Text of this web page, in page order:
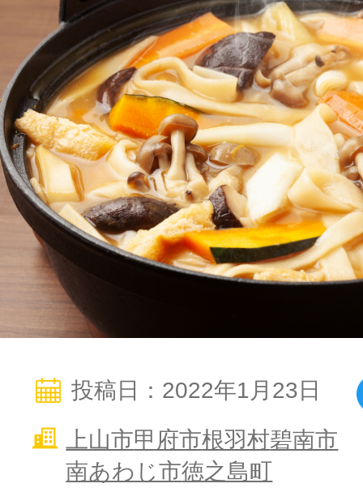
よく見られている返礼品
ふるさと納税徹底比較
給与所得者版
副業・パラレルワーカー
投稿日：2022年1月23日
上山市甲府市根羽村碧南市
南あわじ市徳之島町